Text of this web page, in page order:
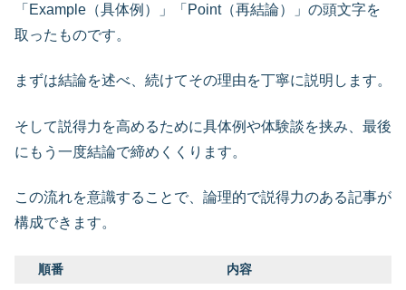
「Example（具体例）」「Point（再結論）」の頭文字を
取ったものです。
まずは結論を述べ、続けてその理由を丁寧に説明します。
そして説得力を高めるために具体例や体験談を挟み、最後
にもう一度結論で締めくくります。
この流れを意識することで、論理的で説得力のある記事が
構成できます。
順番 内容